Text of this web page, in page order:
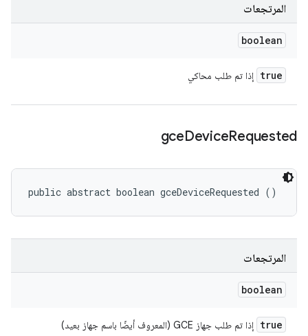
المرتجعات
boolean
true إذا تم طلب محاكي
gceDeviceRequested
public abstract boolean gceDeviceRequested ()
المرتجعات
boolean
true إذا تم طلب جهاز GCE (المعروف أيضًا باسم جهاز بعيد)